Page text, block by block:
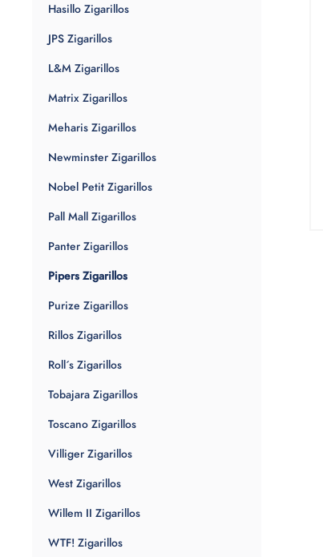
Hasillo Zigarillos
JPS Zigarillos
L&M Zigarillos
Matrix Zigarillos
Meharis Zigarillos
Newminster Zigarillos
Nobel Petit Zigarillos
Pall Mall Zigarillos
Panter Zigarillos
Pipers Zigarillos
Purize Zigarillos
Rillos Zigarillos
Roll´s Zigarillos
Tobajara Zigarillos
Toscano Zigarillos
Villiger Zigarillos
West Zigarillos
Willem II Zigarillos
WTF! Zigarillos